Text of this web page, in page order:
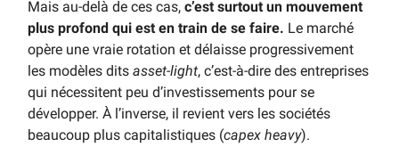
Mais au-delà de ces cas, c’est surtout un mouvement
plus profond qui est en train de se faire. Le marché
opère une vraie rotation et délaisse progressivement
les modèles dits asset-light, c’est-à-dire des entreprises
qui nécessitent peu d’investissements pour se
développer. À l’inverse, il revient vers les sociétés
beaucoup plus capitalistiques (capex heavy).